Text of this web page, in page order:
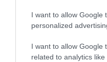
I want to allow Google
personalized
I want to allow Google
related to analytics